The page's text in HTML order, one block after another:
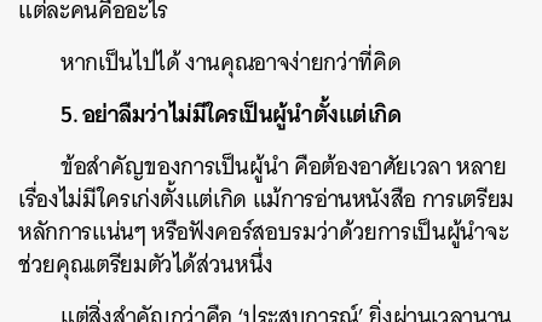
แต่ละคนคืออะไร
หากเป็นไปได้ งานคุณอาจง่ายกว่าที่คิด
5. อย่าลืมว่าไม่มีใครเป็นผู้นำตั้งแต่เกิด
ข้อสำคัญของการเป็นผู้นำ คือต้องอาศัยเวลา หลาย
เรื่องไม่มีใครเก่งตั้งแต่เกิด แม้การอ่านหนังสือ การเตรียม
หลักการแน่นๆ หรือฟังคอร์สอบรมว่าด้วยการเป็นผู้นำจะ
ช่วยคุณเตรียมตัวได้ส่วนหนึ่ง